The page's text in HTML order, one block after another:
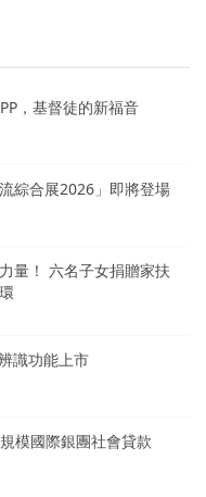
，基督徒的新福音
綜合展2026」即將登場
量！ 六名子女捐贈家扶
識功能上市
模國際銀團社會貸款